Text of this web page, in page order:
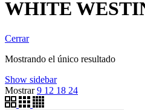
WHITE
Cerrar
Mostrando el único resultado
Show sidebar
Mostrar9 12 18 24